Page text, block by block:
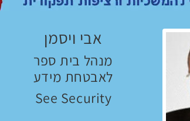
אבי ויסמן
מנהל בית ספר
לאבטחת מידע
See Security